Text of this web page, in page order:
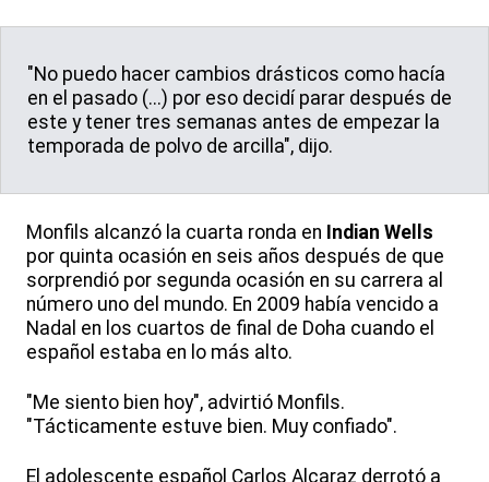
"No puedo hacer cambios drásticos como hacía
en el pasado (...) por eso decidí parar después de
este y tener tres semanas antes de empezar la
temporada de polvo de arcilla", dijo.
Monfils alcanzó la cuarta ronda en Indian Wells
por quinta ocasión en seis años después de que
sorprendió por segunda ocasión en su carrera al
número uno del mundo. En 2009 había vencido a
Nadal en los cuartos de final de Doha cuando el
español estaba en lo más alto.
"Me siento bien hoy", advirtió Monfils.
"Tácticamente estuve bien. Muy confiado".
El adolescente español Carlos Alcaraz derrotó a